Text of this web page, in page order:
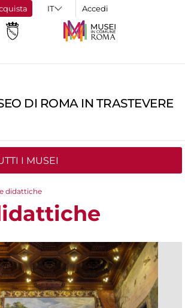
Accedi
DI ROMA IN TRASTEVERE
I MUSEI
didattiche